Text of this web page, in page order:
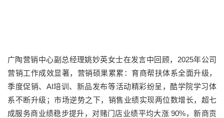
广陶营销中心副总经理姚妙英女士在发言中回顾，2025年公司
营销工作成效显著，营销硕果累累：育商帮扶体系全面升级，
季度促销、AI培训、新品发布等活动精彩纷呈，酷学院学习体
系不断升级；市场逆势之下，销售业绩实现两位数增长，超七
成服务商业绩稳步提升，对赌门店业绩平均大涨 90%，新商贡